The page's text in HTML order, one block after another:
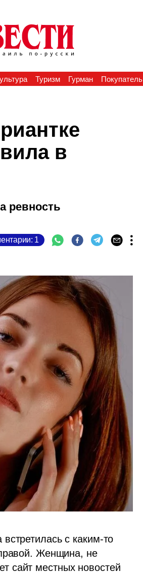
Туризм Гурман Покупатель
в
ревность
Комментарии: 1
с каким-то
Женщина, не